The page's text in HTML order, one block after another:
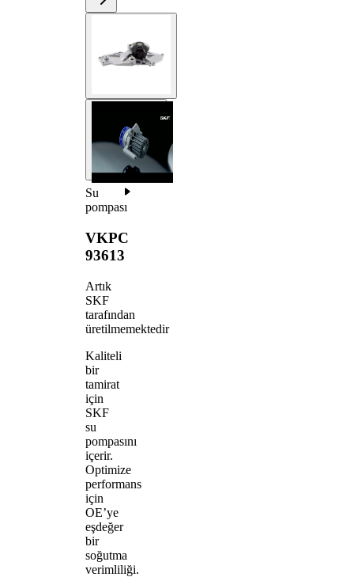
Su
pompası
VKPC
93613
Artık
SKF
tarafından
üretilmemektedir
Kaliteli
bir
tamirat
için
SKF
su
pompasını
içerir.
Optimize
performans
için
OE’ye
eşdeğer
bir
soğutma
verimliliği.